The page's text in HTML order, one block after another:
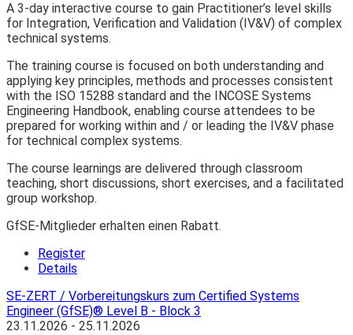
A 3-day interactive course to gain Practitioner’s level skills
for Integration, Verification and Validation (IV&V) of complex
technical systems.
The training course is focused on both understanding and
applying key principles, methods and processes consistent
with the ISO 15288 standard and the INCOSE Systems
Engineering Handbook, enabling course attendees to be
prepared for working within and / or leading the IV&V phase
for technical complex systems.
The course learnings are delivered through classroom
teaching, short discussions, short exercises, and a facilitated
group workshop.
GfSE-Mitglieder erhalten einen Rabatt.
Register
Details
SE-ZERT / Vorbereitungskurs zum Certified Systems
Engineer (GfSE)® Level B - Block 3
23.11.2026 - 25.11.2026